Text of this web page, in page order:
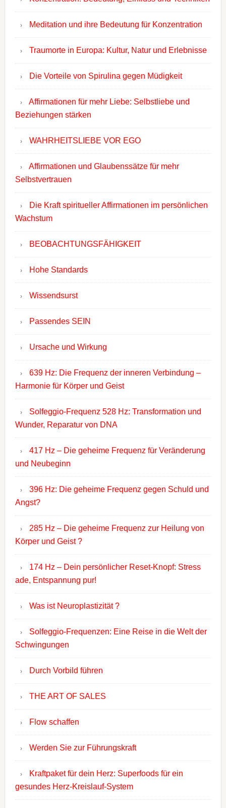
Meditation und ihre Bedeutung für Konzentration
Traumorte in Europa: Kultur, Natur und Erlebnisse
Die Vorteile von Spirulina gegen Müdigkeit
Affirmationen für mehr Liebe: Selbstliebe und
Beziehungen stärken
WAHRHEITSLIEBE VOR EGO
Affirmationen und Glaubenssätze für mehr
Selbstvertrauen
Die Kraft spiritueller Affirmationen im persönlichen
Wachstum
BEOBACHTUNGSFÄHIGKEIT
Hohe Standards
Wissendsurst
Passendes SEIN
Ursache und Wirkung
639 Hz: Die Frequenz der inneren Verbindung –
Harmonie für Körper und Geist
Solfeggio-Frequenz 528 Hz: Transformation und
Wunder, Reparatur von DNA
417 Hz – Die geheime Frequenz für Veränderung
und Neubeginn
396 Hz: Die geheime Frequenz gegen Schuld und
Angst?
285 Hz – Die geheime Frequenz zur Heilung von
Körper und Geist ?
174 Hz – Dein persönlicher Reset-Knopf: Stress
ade, Entspannung pur!
Was ist Neuroplastizität ?
Solfeggio-Frequenzen: Eine Reise in die Welt der
Schwingungen
Durch Vorbild führen
THE ART OF SALES
Flow schaffen
Werden Sie zur Führungskraft
Kraftpaket für dein Herz: Superfoods für ein
gesundes Herz-Kreislauf-System